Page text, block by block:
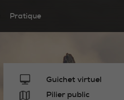
Pratique
Guichet virtuel
Pilier public